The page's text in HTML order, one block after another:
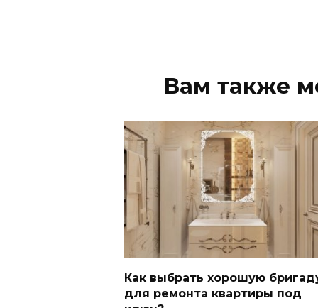
Вам также
Как выбрать хорошую
для ремонта квартиры под